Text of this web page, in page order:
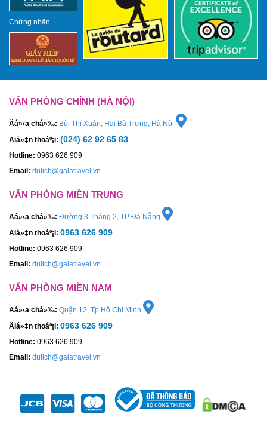
Chứng nhận
VĂN PHÒNG CHÍNH (HÀ NỘI)
Äá»‹a chá»‰: Bùi Thị Xuân, Hai Bà Trưng, Hà Nội
Äiá»‡n thoáº¡i: (024) 62 92 65 83
Hotline: 0963 626 909
Email: dulich@galatravel.vn
VĂN PHÒNG MIỀN TRUNG
Äá»‹a chá»‰: Đường 3 Tháng 2, TP Đà Nẵng
Äiá»‡n thoáº¡i: 0963 626 909
Hotline: 0963 626 909
Email: dulich@galatravel.vn
VĂN PHÒNG MIỀN NAM
Äá»‹a chá»‰: Quận 12, Tp Hồ Chí Minh
Äiá»‡n thoáº¡i: 0963 626 909
Hotline: 0963 626 909
Email: dulich@galatravel.vn